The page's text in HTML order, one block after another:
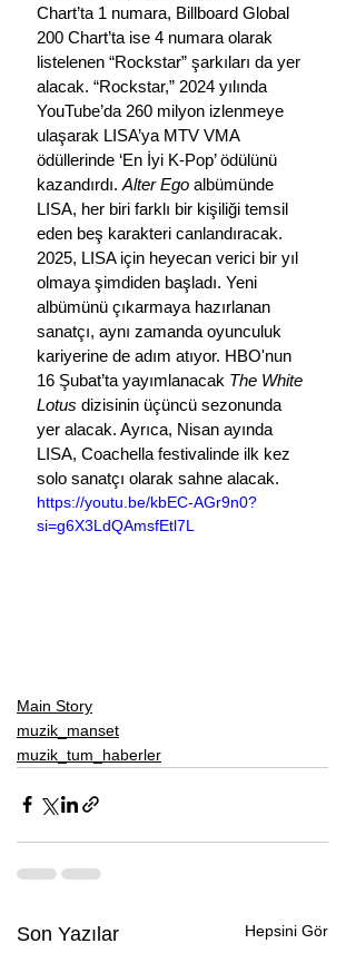
Chart’ta 1 numara, Billboard Global
200 Chart’ta ise 4 numara olarak
listelenen “Rockstar” şarkıları da yer
alacak. “Rockstar,” 2024 yılında
YouTube’da 260 milyon izlenmeye
ulaşarak LISA’ya MTV VMA
ödüllerinde ‘En İyi K-Pop’ ödülünü
kazandırdı. Alter Ego albümünde
LISA, her biri farklı bir kişiliği temsil
eden beş karakteri canlandıracak.
2025, LISA için heyecan verici bir yıl
olmaya şimdiden başladı. Yeni
albümünü çıkarmaya hazırlanan
sanatçı, aynı zamanda oyunculuk
kariyerine de adım atıyor. HBO'nun
16 Şubat’ta yayımlanacak The White
Lotus dizisinin üçüncü sezonunda
yer alacak. Ayrıca, Nisan ayında
LISA, Coachella festivalinde ilk kez
solo sanatçı olarak sahne alacak.
https://youtu.be/kbEC-AGr9n0?
si=g6X3LdQAmsfEtl7L
Main Story
muzik_manset
muzik_tum_haberler
Son Yazılar Hepsini Gör